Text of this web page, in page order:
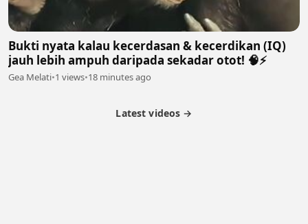
Bukti nyata kalau kecerdasan & kecerdikan (IQ)
jauh lebih ampuh daripada sekadar otot! 🧠⚡
Gea Melati•1 views•18 minutes ago
Latest videos →